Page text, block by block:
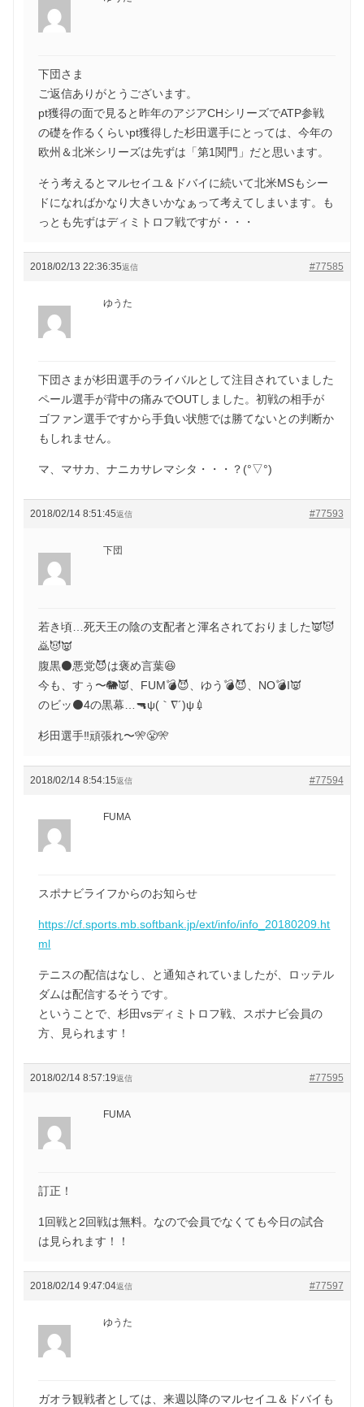
下団さま
ご返信ありがとうございます。
pt獲得の面で見ると昨年のアジアCHシリーズでATP参戦
の礎を作るくらいpt獲得した杉田選手にとっては、今年の
欧州＆北米シリーズは先ずは「第1関門」だと思います。
そう考えるとマルセイユ＆ドバイに続いて北米MSもシー
ドになればかなり大きいかなぁって考えてしまいます。も
っとも先ずはディミトロフ戦ですが・・・
2018/02/13 22:36:35 #77585
返信
ゆうた
下団さまが杉田選手のライバルとして注目されていました
ペール選手が背中の痛みでOUTしました。初戦の相手が
ゴファン選手ですから手負い状態では勝てないとの判断か
もしれません。
マ、マサカ、ナニカサレマシタ・・・？(°▽°)
2018/02/14 8:51:45 #77593
返信
下団
若き頃…死天王の陰の支配者と渾名されておりました👿😈
🙇😈👿
腹黒⚫️悪党😈は褒め言葉😆
今も、すぅ〜🐘👿、FUM💣😈、ゆう💣😈、NO💣I👿
のビッ⚫️4の黒幕…🔫ψ(｀∇´)ψ💉
杉田選手‼️頑張れ〜🎌😤🎌
2018/02/14 8:54:15 #77594
返信
FUMA
スポナビライフからのお知らせ
https://cf.sports.mb.softbank.jp/ext/info/info_20180209.ht
ml
テニスの配信はなし、と通知されていましたが、ロッテル
ダムは配信するそうです。
ということで、杉田vsディミトロフ戦、スポナビ会員の
方、見られます！
2018/02/14 8:57:19 #77595
返信
FUMA
訂正！
1回戦と2回戦は無料。なので会員でなくても今日の試合
は見られます！！
2018/02/14 9:47:04 #77597
返信
ゆうた
ガオラ観戦者としては、来週以降のマルセイユ＆ドバイも